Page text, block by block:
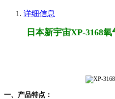
详细信息
日本新宇宙XP-3168
一、产品特点：